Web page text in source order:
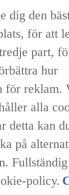
dig den
för att
part,
hur
för reklam.
alla
detta kan
på
Fullständig
policy.